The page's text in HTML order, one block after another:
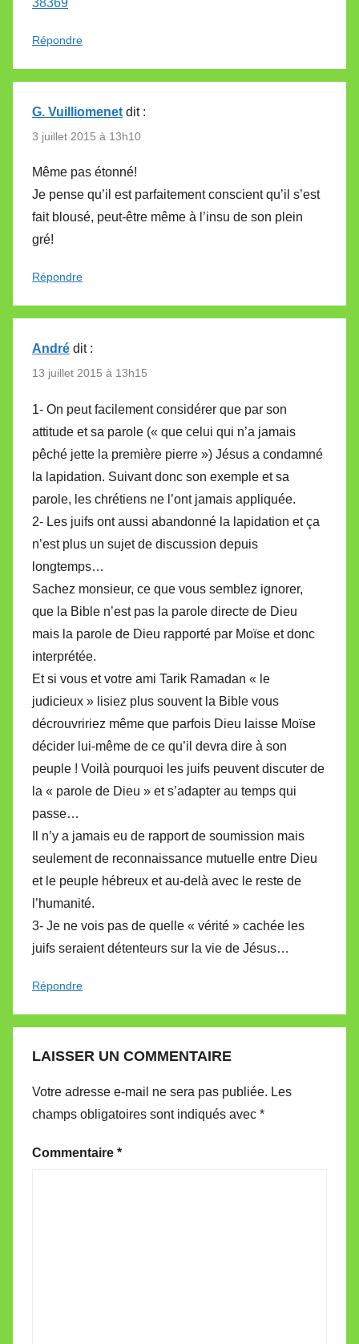
Répondre
G. Vuilliomenet dit :
3 juillet 2015 à 13h10
Même pas étonné!
Je pense qu’il est parfaitement conscient qu’il s’est
fait blousé, peut-être même à l’insu de son plein
gré!
Répondre
André dit :
13 juillet 2015 à 13h15
1- On peut facilement considérer que par son
attitude et sa parole (« que celui qui n’a jamais
pêché jette la première pierre ») Jésus a condamné
la lapidation. Suivant donc son exemple et sa
parole, les chrétiens ne l’ont jamais appliquée.
2- Les juifs ont aussi abandonné la lapidation et ça
n’est plus un sujet de discussion depuis
longtemps…
Sachez monsieur, ce que vous semblez ignorer,
que la Bible n’est pas la parole directe de Dieu
mais la parole de Dieu rapporté par Moïse et donc
interprétée.
Et si vous et votre ami Tarik Ramadan « le
judicieux » lisiez plus souvent la Bible vous
décrouvririez même que parfois Dieu laisse Moïse
décider lui-même de ce qu’il devra dire à son
peuple ! Voilà pourquoi les juifs peuvent discuter de
la « parole de Dieu » et s’adapter au temps qui
passe…
Il n’y a jamais eu de rapport de soumission mais
seulement de reconnaissance mutuelle entre Dieu
et le peuple hébreux et au-delà avec le reste de
l’humanité.
3- Je ne vois pas de quelle « vérité » cachée les
juifs seraient détenteurs sur la vie de Jésus…
Répondre
LAISSER UN COMMENTAIRE
Votre adresse e-mail ne sera pas publiée. Les
champs obligatoires sont indiqués avec *
Commentaire *